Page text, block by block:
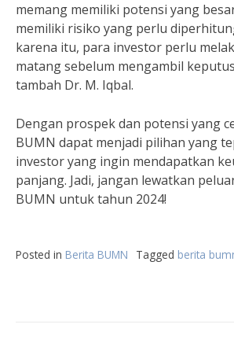
memang memiliki potensi yang
memiliki risiko yang perlu
karena itu, para investor perlu
matang sebelum mengambil
tambah Dr. M. Iqbal.
Dengan prospek dan potensi yang
BUMN dapat menjadi pilihan yang
investor yang ingin mendapatkan
panjang. Jadi, jangan lewatkan
BUMN untuk tahun 2024!
Posted in Berita BUMN Tagged berita